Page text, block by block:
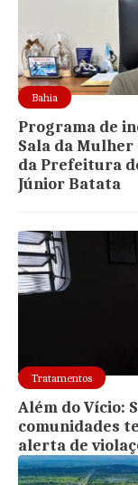
Bahia
Programa de
Sala da Mulher
da Prefeitura
Júnior Batata
Tratamentos
Além do Vício:
comunidades
alerta de